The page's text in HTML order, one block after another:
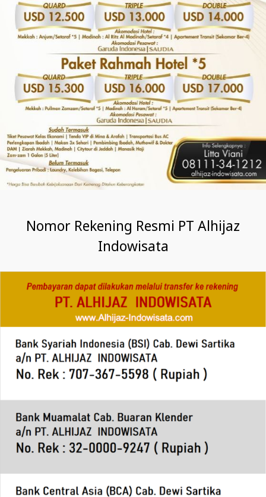
Nomor Rekening Resmi PT Alhijaz
Indowisata